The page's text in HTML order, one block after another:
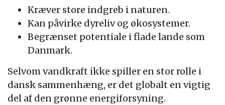
Kræver store indgreb i naturen.
Kan påvirke dyreliv og økosystemer.
Begrænset potentiale i flade lande som
Danmark.
Selvom vandkraft ikke spiller en stor rolle i
dansk sammenhæng, er det globalt en vigtig
del af den grønne energiforsyning.